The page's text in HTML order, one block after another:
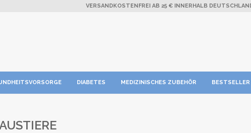
VERSANDKOSTENFREI AB 25 € INNERHALB
DIABETES MEDIZINISCHES ZUBEHÖR BESTSELLER